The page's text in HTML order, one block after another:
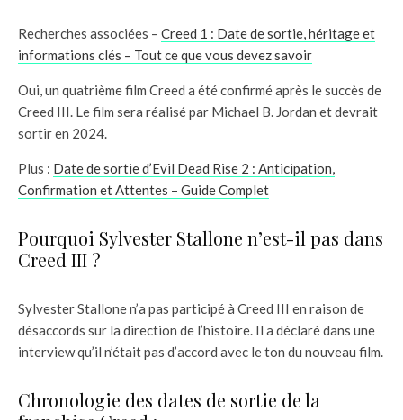
Recherches associées – Creed 1 : Date de sortie, héritage et
informations clés – Tout ce que vous devez savoir
Oui, un quatrième film Creed a été confirmé après le succès de
Creed III. Le film sera réalisé par Michael B. Jordan et devrait
sortir en 2024.
Plus : Date de sortie d’Evil Dead Rise 2 : Anticipation,
Confirmation et Attentes – Guide Complet
Pourquoi Sylvester Stallone n’est-il pas dans
Creed III ?
Sylvester Stallone n’a pas participé à Creed III en raison de
désaccords sur la direction de l’histoire. Il a déclaré dans une
interview qu’il n’était pas d’accord avec le ton du nouveau film.
Chronologie des dates de sortie de la